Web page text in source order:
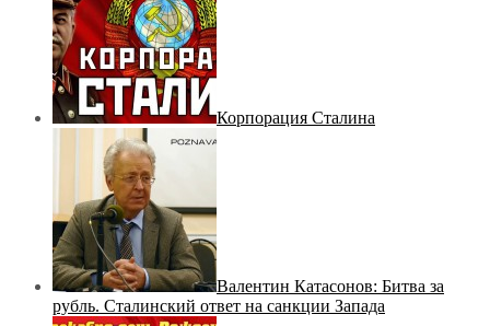
Корпорация Сталина
Валентин Катасонов: Битва за
рубль. Сталинский ответ на санкции Запада